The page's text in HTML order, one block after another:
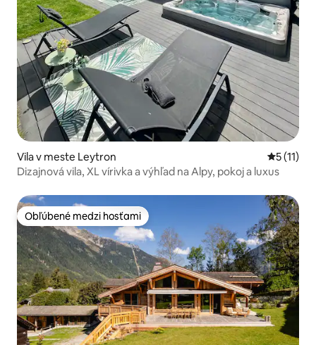
Vila v meste Leytron
5 (11)
Dizajnová vila, XL vírivka a výhľad na Alpy, pokoj a luxus
Obľúbené medzi hosťami
Obľúbené medzi hosťami